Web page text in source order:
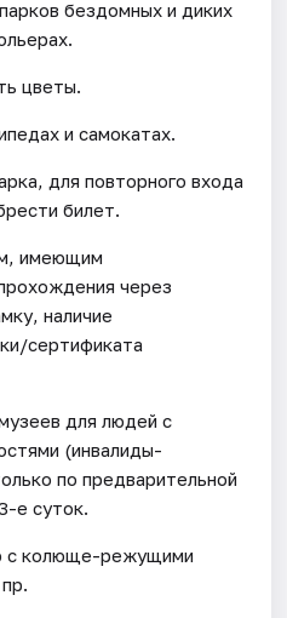
бездомных и диких
цветы.
и самокатах.
для повторного входа
билет.
имеющим
через
наличие
сертификата
для людей с
(инвалиды-
по предварительной
е суток.
с колюще-режущими